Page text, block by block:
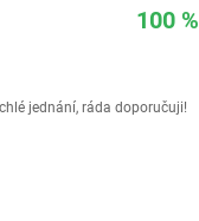
100 %
jednání, ráda doporučuji!